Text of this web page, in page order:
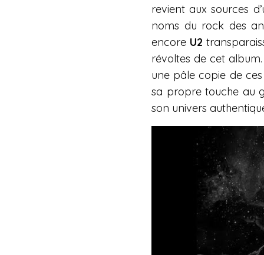
revient aux sources
noms du rock des
encore U2
révoltes de cet
une pâle copie de
sa propre touche au
son univers